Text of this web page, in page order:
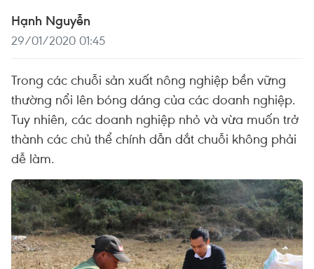
Hạnh Nguyễn
29/01/2020 01:45
Trong các chuỗi sản xuất nông nghiệp bền vững
thường nổi lên bóng dáng của các doanh nghiệp.
Tuy nhiên, các doanh nghiệp nhỏ và vừa muốn trở
thành các chủ thể chính dẫn dắt chuỗi không phải
dễ làm.